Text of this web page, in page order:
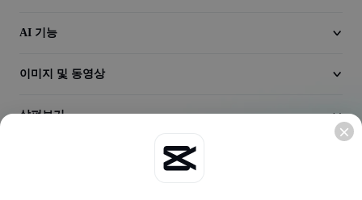
AI 기능
이미지 및 동영상
살펴보기